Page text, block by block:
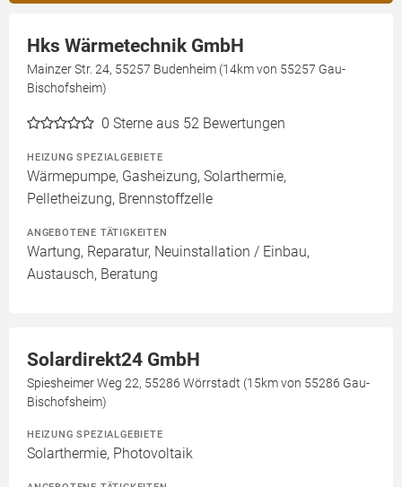
Hks Wärmetechnik GmbH
Mainzer Str. 24, 55257 Budenheim (14km von 55257 Gau-
Bischofsheim)
0 Sterne aus 52 Bewertungen
HEIZUNG SPEZIALGEBIETE
Wärmepumpe, Gasheizung, Solarthermie,
Pelletheizung, Brennstoffzelle
ANGEBOTENE TÄTIGKEITEN
Wartung, Reparatur, Neuinstallation / Einbau,
Austausch, Beratung
Solardirekt24 GmbH
Spiesheimer Weg 22, 55286 Wörrstadt (15km von 55286 Gau-
Bischofsheim)
HEIZUNG SPEZIALGEBIETE
Solarthermie, Photovoltaik